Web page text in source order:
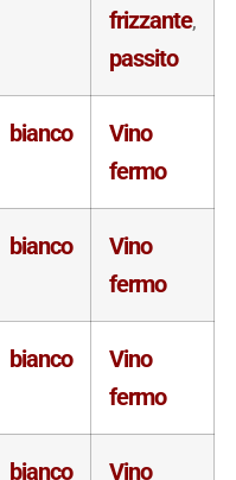
frizzante,
passito
bianco
Vino
fermo
bianco
Vino
fermo
bianco
Vino
fermo
bianco
Vino